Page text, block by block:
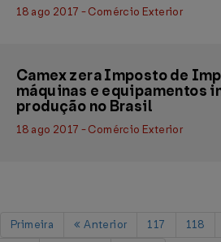
18 ago 2017 - Comércio Exterior
Camex zera Imposto de
máquinas e equipamentos
produção no Brasil
18 ago 2017 - Comércio Exterior
Primeira Anterior 117 118